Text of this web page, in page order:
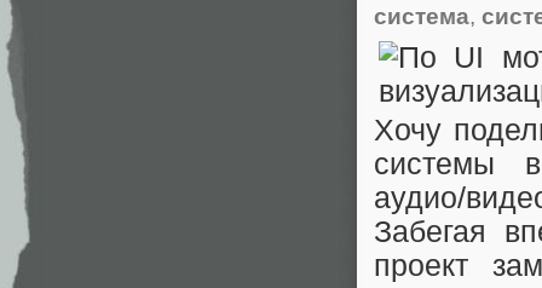
система,
Хочу
системы
аудио/
Забегая
проект